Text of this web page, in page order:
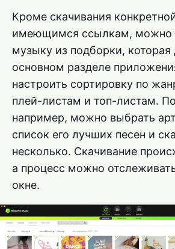
Кроме скачивания
имеющимся ссылкам, можно
музыку из подборки, которая
основном разделе
настроить сортировку по
плей-листам и топ-листам.
например, можно выбрать
список его лучших песен и
несколько. Скачивание
а процесс можно
окне.